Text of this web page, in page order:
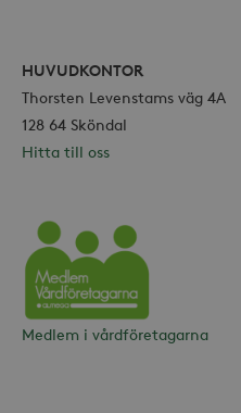
HUVUDKONTOR
Thorsten Levenstams väg 4A
128 64 Sköndal
Hitta till oss
Vårdföretagarna
Medlem i vårdföretagarna
nödvändiga cookies.